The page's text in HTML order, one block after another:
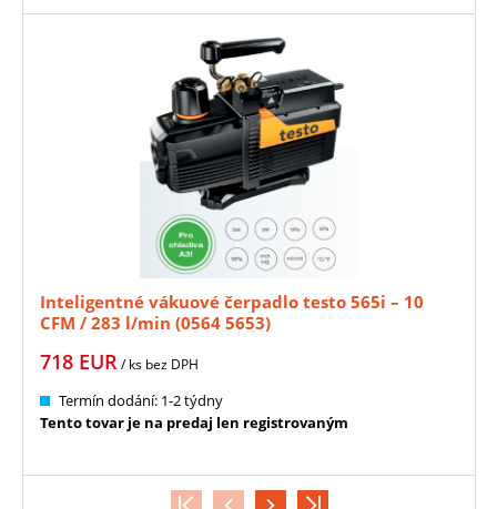
Inteligentné vákuové čerpadlo testo 565i – 10
CFM / 283 l/min (0564 5653)
718 EUR/ ks bez DPH
Termín dodání: 1-2 týdny
Tento tovar je na predaj len registrovaným